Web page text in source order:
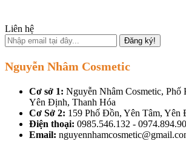
Liên hệ
Đăng ký!
Nguyễn Nhâm Cosmetic
Cơ sở 1: Nguyễn Nhâm Cosmetic, Phố
Yên Định, Thanh Hóa
Cơ Sở 2: 159 Phố Đồn, Yên Tâm, Yên
Điện thoại: 0985.546.132 -
Email: